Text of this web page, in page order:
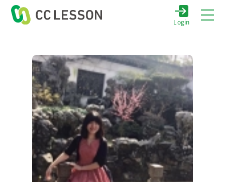
Login